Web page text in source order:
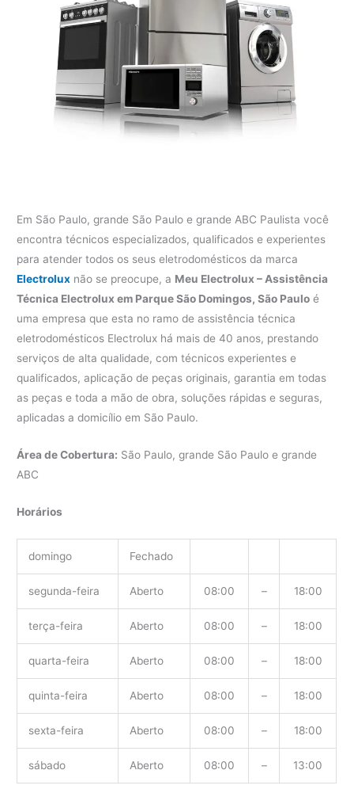
Em São Paulo, grande São Paulo e grande ABC Paulista você
encontra técnicos especializados, qualificados e experientes
para atender todos os seus eletrodomésticos da marca
Electrolux não se preocupe, a Meu Electrolux – Assistência
Técnica Electrolux em Parque São Domingos, São Paulo é
uma empresa que esta no ramo de assistência técnica
eletrodomésticos Electrolux há mais de 40 anos, prestando
serviços de alta qualidade, com técnicos experientes e
qualificados, aplicação de peças originais, garantia em todas
as peças e toda a mão de obra, soluções rápidas e seguras,
aplicadas a domicílio em São Paulo.
Área de Cobertura: São Paulo, grande São Paulo e grande
ABC
Horários
domingo Fechado
segunda-feira Aberto 08:00 – 18:00
terça-feira Aberto 08:00 – 18:00
quarta-feira Aberto 08:00 – 18:00
quinta-feira Aberto 08:00 – 18:00
sexta-feira Aberto 08:00 – 18:00
sábado Aberto 08:00 – 13:00